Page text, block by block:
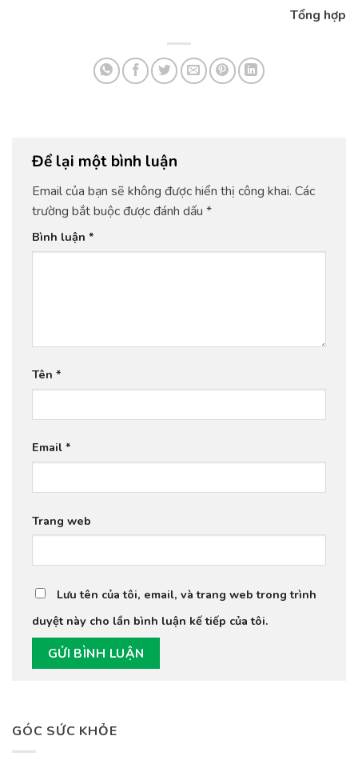
GÓC SỨC KHỎE
Tổng hợp
Để lại một bình luận
Email của bạn sẽ không được hiển thị công khai. Các
trường bắt buộc được đánh dấu *
Bình luận *
Tên *
Email *
Trang web
Lưu tên của tôi, email, và trang web trong trình
duyệt này cho lần bình luận kế tiếp của tôi.